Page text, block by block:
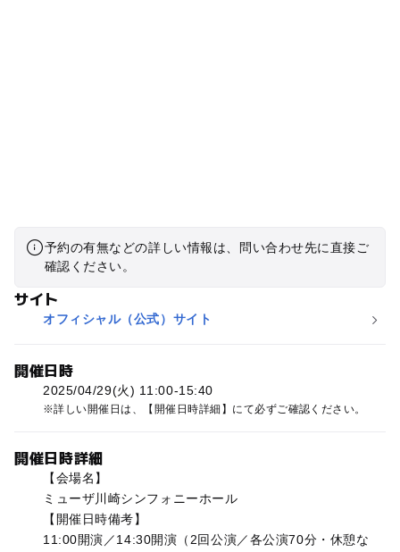
予約の有無などの詳しい情報は、問い合わせ先に直接ご
確認ください。
サイト
オフィシャル（公式）サイト
開催日時
2025/04/29(火) 11:00-15:40
詳しい開催日は、【開催日時詳細】にて必ずご確認ください。
開催日時詳細
【会場名】
ミューザ川崎シンフォニーホール
【開催日時備考】
11:00開演／14:30開演（2回公演／各公演70分・休憩な